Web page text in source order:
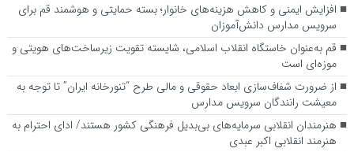
افزایش ایمنی و کاهش هزینه‌های خانوار؛ بسته حمایتی و هوشمند قم برای
سرویس مدارس دانش‌آموزان
قم به‌عنوان خاستگاه انقلاب اسلامی، شایسته تقویت زیرساخت‌های هویتی و
موزه‌ای است
از ضرورت شفاف‌سازی ابعاد حقوقی و مالی طرح “تنورخانه ایران” تا توجه به
معیشت رانندگان سرویس مدارس
هنرمندان انقلابی سرمایه‌های بی‌بدیل فرهنگی کشور هستند/ ادای احترام به
هنرمند انقلابی اکبر عبدی